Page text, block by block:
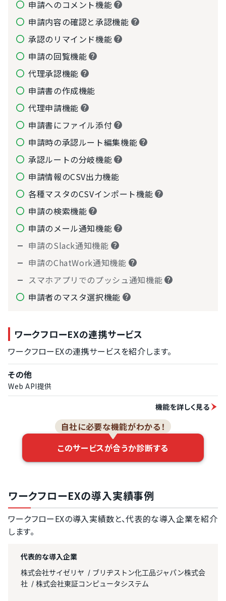
申請へのコメント機能
申請内容の確認と承認機能
承認のリマインド機能
申請の回覧機能
代理承認機能
申請書の作成機能
代理申請機能
申請書にファイル添付
申請時の承認ルート編集機能
承認ルートの分岐機能
申請情報のCSV出力機能
各種マスタのCSVインポート機能
申請の検索機能
申請のメール通知機能
申請のSlack通知機能
申請のChatWork通知機能
スマホアプリでのプッシュ通知機能
申請者のマスタ選択機能
ワークフローEXの連携サービス
ワークフローEXの連携サービスを紹介します。
その他
Web API提供
機能を詳しく見る
自社に必要な機能がわかる！
このサービスが合うか診断する
ワークフローEXの導入実績事例
ワークフローEXの導入実績数と、代表的な導入企業を紹介
します。
代表的な導入企業
株式会社サイゼリヤ
ブリヂストン化工品ジャパン株式会
社
株式会社東証コンピュータシステム